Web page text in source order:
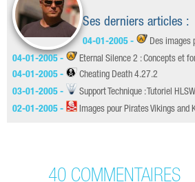
Ses derniers articles :
04-01-2005 -
Des images
04-01-2005 -
Eternal Silence 2 : Concepts et
04-01-2005 -
Cheating Death 4.27.2
03-01-2005 -
Support Technique : Tutoriel HLSW
02-01-2005 -
Images pour Pirates Vikings and
40 COMMENTAIRES